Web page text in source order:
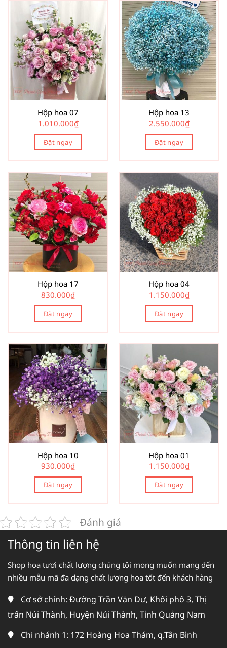
Hộp hoa 07
1.010.000₫
Đặt ngay
Hộp hoa 13
2.550.000₫
Đặt ngay
Hộp hoa 17
830.000₫
Đặt ngay
Hộp hoa 04
1.150.000₫
Đặt ngay
Hộp hoa 10
930.000₫
Đặt ngay
Hộp hoa 01
1.150.000₫
Đặt ngay
Đánh giá
Thông tin liên hệ
Shop hoa tươi chất lượng chúng tôi mong muốn mang đến
nhiều mẫu mã đa dạng chất lượng hoa tốt đến khách hàng
Cơ sở chính: Đường Trần Văn Dư, Khối phố 3, Thị
trấn Núi Thành, Huyện Núi Thành, Tỉnh Quảng Nam
Chi nhánh 1: 172 Hoàng Hoa Thám, q.Tân Bình